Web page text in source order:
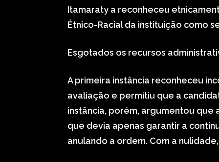
Itamaraty a reconheceu
Étnico-Racial da instituição como
Esgotados os recursos
A primeira instância reconheceu
avaliação e permitiu que a
instância, porém, argumentou
que devia apenas garantir a
anulando a ordem. Com a